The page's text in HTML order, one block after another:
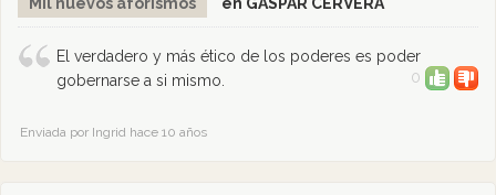
El verdadero y más ético de los poderes es poder
gobernarse a si mismo.
0
Enviada por Ingrid hace 10 años